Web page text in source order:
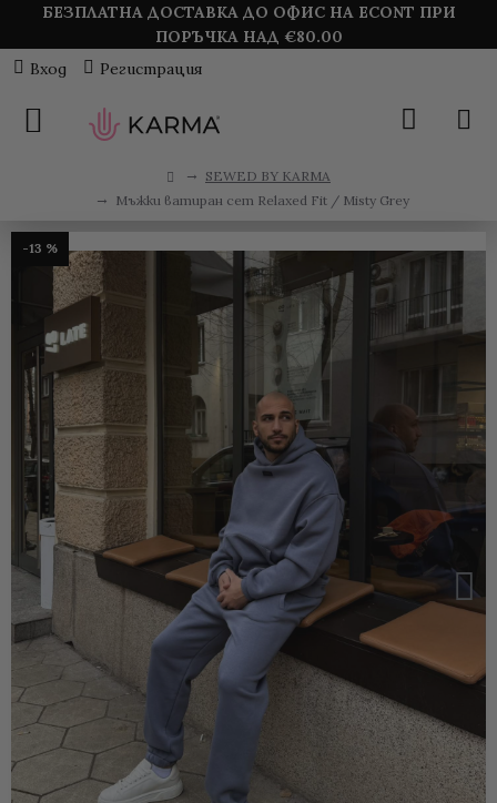
БЕЗПЛАТНА ДОСТАВКА ДО ОФИС НА ECONT ПРИ
ПОРЪЧКА НАД €80.00
Вход
Регистрация
SEWED BY KARMA
Мъжки ватиран сет Relaxed Fit / Misty Grey
-13 %